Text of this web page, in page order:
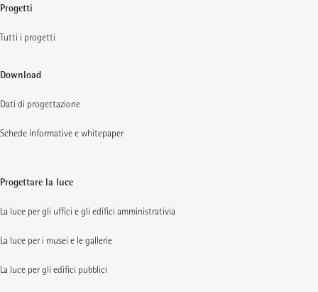
Progetti
Tutti i progetti
Download
Dati di progettazione
Schede informative e whitepaper
Progettare la luce
La luce per gli uffici e gli edifici amministrativia
La luce per i musei e le gallerie
La luce per gli edifici pubblici